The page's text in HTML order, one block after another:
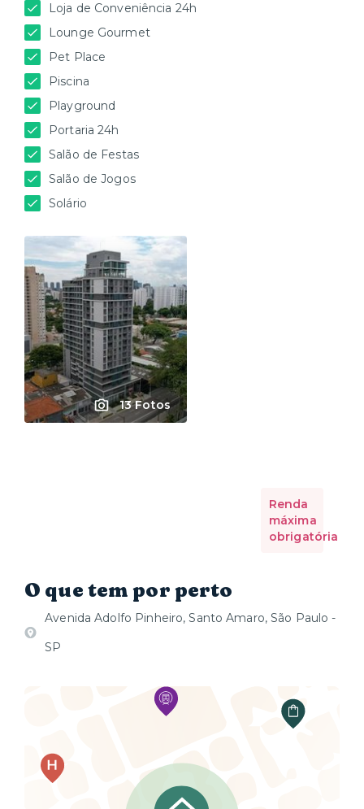
Loja de Conveniência 24h
Lounge Gourmet
Pet Place
Piscina
Playground
Portaria 24h
Salão de Festas
Salão de Jogos
Solário
13 Fotos
Renda
máxima
obrigatória
O que tem por perto
Avenida Adolfo Pinheiro, Santo Amaro, São Paulo -
SP